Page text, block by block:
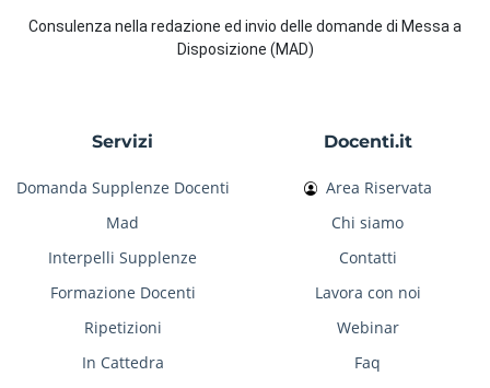
Consulenza nella redazione ed invio delle domande di Messa a
Disposizione (MAD)
Servizi
Domanda Supplenze Docenti
Mad
Interpelli Supplenze
Formazione Docenti
Ripetizioni
In Cattedra
Docenti.it
Area Riservata
Chi siamo
Contatti
Lavora con noi
Webinar
Faq